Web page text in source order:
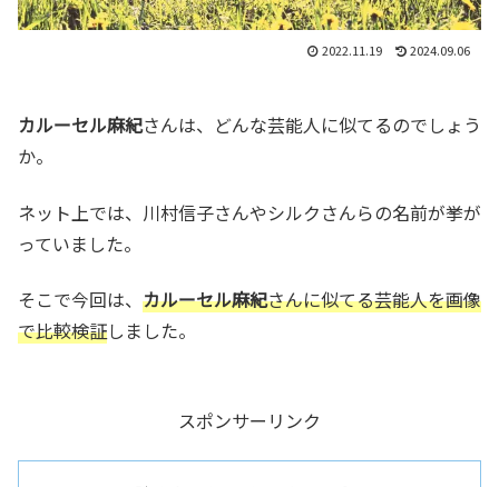
2022.11.19 2024.09.06
カルーセル麻紀さんは、どんな芸能人に似てるのでしょう
か。
ネット上では、川村信子さんやシルクさんらの名前が挙が
っていました。
そこで今回は、 カルーセル麻紀さんに似てる芸能人を画像
で比較検証しました。
スポンサーリンク